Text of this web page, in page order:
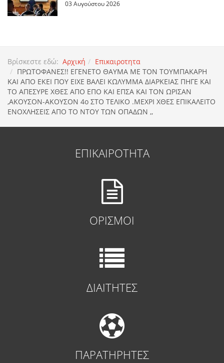
03 Αυγούστου 2026
Βρίσκεστε εδώ: Αρχική
Επικαιροτητα
ΠΡΩΤΟΦΑΝΕΣ!! ΕΓΕΝΕΤΟ ΘΑΥΜΑ ΜΕ ΤΟΝ ΤΟΥΜΠΑΚΑΡΗ
ΚΑΙ ΑΠΟ ΕΚΕΙ ΠΟΥ ΕΙΧΕ ΒΑΛΕΙ ΚΩΛΥΜΜΑ ΔΙΑΡΚΕΙΑΣ ΠΗΓΕ ΚΑΙ
ΤΟ ΑΠΕΣΥΡΕ ΧΘΕΣ ΑΠΟ ΕΠΟ ΚΑΙ ΕΠΣΑ ΚΑΙ ΤΟΝ ΩΡΙΣΑΝ
,ΑΚΟΥΣΟΝ-ΑΚΟΥΣΟΝ 4o ΣΤΟ ΤΕΛΙΚΟ .ΜΕΧΡΙ ΧΘΕΣ ΕΠΙΚΑΛΕΙΤΟ
ΕΝΟΧΛΗΣΕΙΣ ΑΠΟ ΤΟ ΝΤΟΥ ΤΩΝ ΟΠΑΔΩΝ ,,
ΕΠΙΚΑΙΡΟΤΗΤΑ
ΟΡΙΣΜΟΙ
ΔΙΑΙΤΗΤΕΣ
ΠΑΡΑΤΗΡΗΤΕΣ